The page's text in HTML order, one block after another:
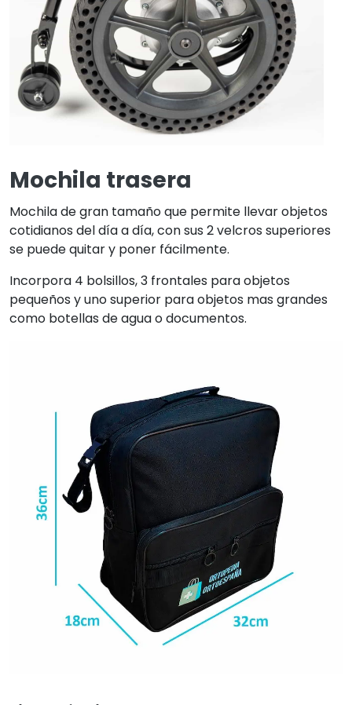
Mochila trasera
Mochila de gran tamaño que permite llevar objetos
cotidianos del día a día, con sus 2 velcros superiores
se puede quitar y poner fácilmente.
Incorpora 4 bolsillos, 3 frontales para objetos
pequeños y uno superior para objetos mas grandes
como botellas de agua o documentos.